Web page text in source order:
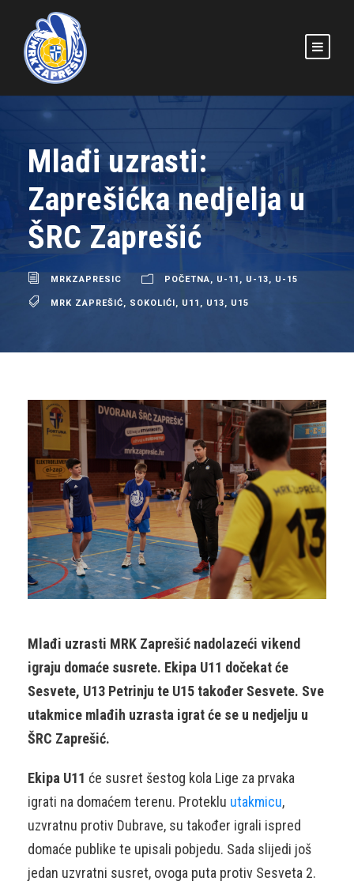
Mlađi uzrasti:
Zaprešićka nedjelja u
ŠRC Zaprešić
MRKZAPRESIC POČETNA U-11 U-13 U-15
MRK ZAPREŠIĆ SOKOLIĆI U11 U13 U15
Mlađi uzrasti MRK Zaprešić nadolazeći vikend
igraju domaće susrete. Ekipa U11 dočekat će
Sesvete, U13 Petrinju te U15 također Sesvete. Sve
utakmice mlađih uzrasta igrat će se u nedjelju u
ŠRC Zaprešić.
Ekipa U11 će susret šestog kola Lige za prvaka
igrati na domaćem terenu. Proteklu utakmicu,
uzvratnu protiv Dubrave, su također igrali ispred
domaće publike te upisali pobjedu. Sada slijedi još
jedan uzvratni susret, ovoga puta protiv Sesveta 2.